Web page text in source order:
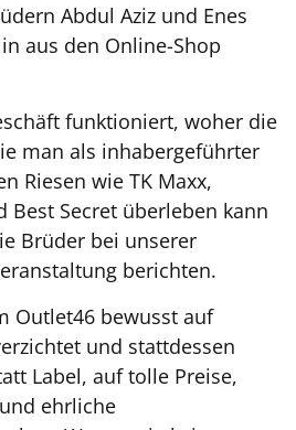
Abdul Aziz und Enes
aus den Online-Shop
funktioniert, woher die
man als inhabergeführter
Riesen wie TK Maxx,
Best Secret überleben kann
Brüder bei unserer
berichten.
Outlet46 bewusst auf
und stattdessen
Label, auf tolle Preise,
ehrliche